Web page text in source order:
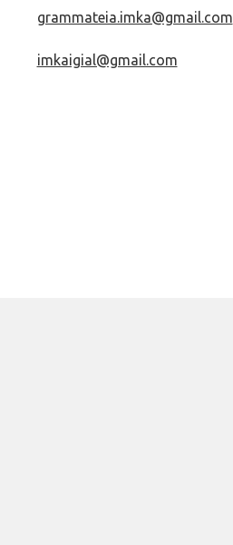
grammateia.imka@gmail.com
imkaigial@gmail.com